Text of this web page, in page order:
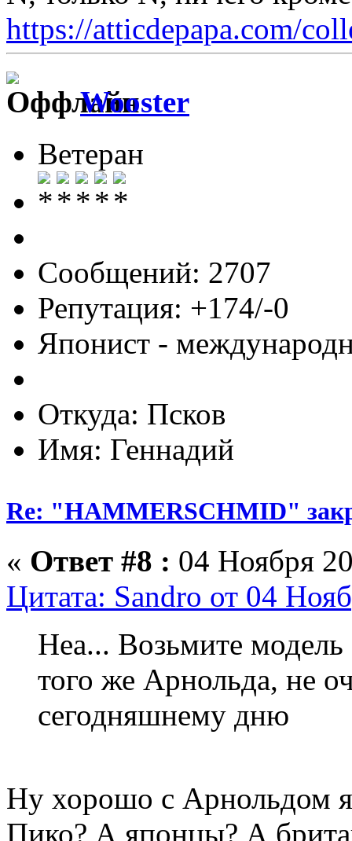
https://atticdepapa.com/
Wooster
Ветеран
Сообщений: 2707
Репутация: +174/-0
Японист -
Откуда: Псков
Имя: Геннадий
Re: "HAMMERSCHMID"
« Ответ #8 : 04 Ноября
Цитата: Sandro от 04
Неа... Возьмите модель
того же Арнольда, не
сегодняшнему дню
Ну хорошо с Арнольдом я
Пико? А японцы? А